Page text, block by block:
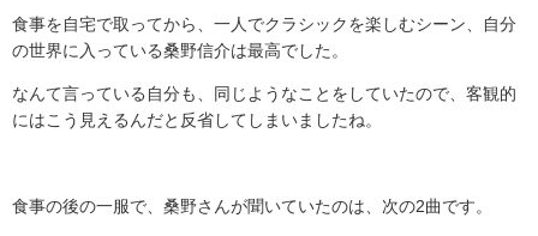
食事を自宅で取ってから、一人でクラシックを楽しむシーン、自分
の世界に入っている桑野信介は最高でした。
なんて言っている自分も、同じようなことをしていたので、客観的
にはこう見えるんだと反省してしまいましたね。
食事の後の一服で、桑野さんが聞いていたのは、次の2曲です。